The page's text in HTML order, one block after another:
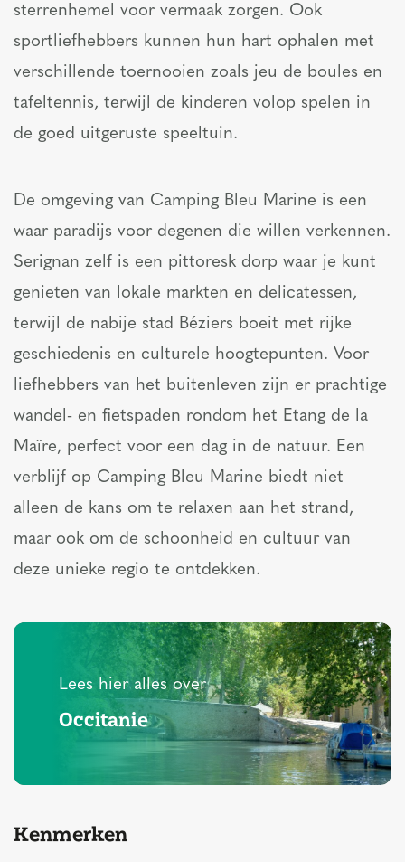
sterrenhemel voor vermaak zorgen. Ook
sportliefhebbers kunnen hun hart ophalen met
verschillende toernooien zoals jeu de boules en
tafeltennis, terwijl de kinderen volop spelen in
de goed uitgeruste speeltuin.
De omgeving van Camping Bleu Marine is een
waar paradijs voor degenen die willen verkennen.
Serignan zelf is een pittoresk dorp waar je kunt
genieten van lokale markten en delicatessen,
terwijl de nabije stad Béziers boeit met rijke
geschiedenis en culturele hoogtepunten. Voor
liefhebbers van het buitenleven zijn er prachtige
wandel- en fietspaden rondom het Etang de la
Maïre, perfect voor een dag in de natuur. Een
verblijf op Camping Bleu Marine biedt niet
alleen de kans om te relaxen aan het strand,
maar ook om de schoonheid en cultuur van
deze unieke regio te ontdekken.
Lees hier alles over
Occitanie
Kenmerken